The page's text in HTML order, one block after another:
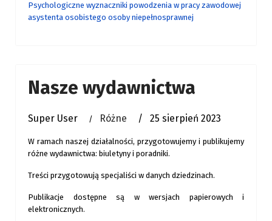
Psychologiczne wyznaczniki powodzenia w pracy zawodowej
asystenta osobistego osoby niepełnosprawnej
Nasze wydawnictwa
Super User Różne 25 sierpień 2023
W ramach naszej działalności, przygotowujemy i publikujemy
różne wydawnictwa: biuletyny i poradniki.
Treści przygotowują specjaliści w danych dziedzinach.
Publikacje dostępne są w wersjach papierowych i
elektronicznych.